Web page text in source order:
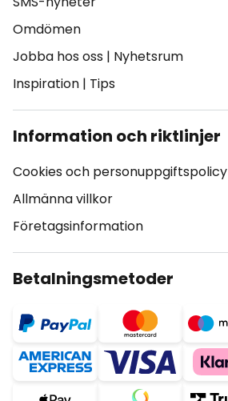
Omdömen
Jobba hos oss | Nyhetsrum
Inspiration | Tips
Information och riktlinjer
Cookies och personuppgiftspolicy
Allmänna villkor
Företagsinformation
Betalningsmetoder